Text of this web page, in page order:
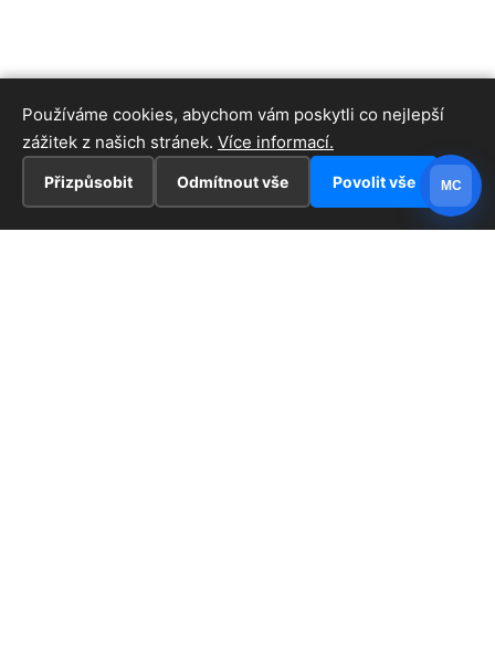
Používáme cookies, abychom vám poskytli co nejlepší
zážitek z našich stránek. Více informací.
Přizpůsobit Odmítnout vše Povolit vše MC